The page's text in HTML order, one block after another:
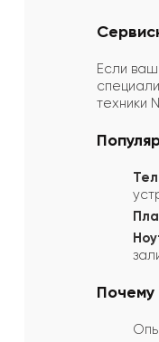
Если ваш
техники
Почему